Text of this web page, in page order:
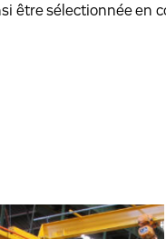
être sélectionnée en